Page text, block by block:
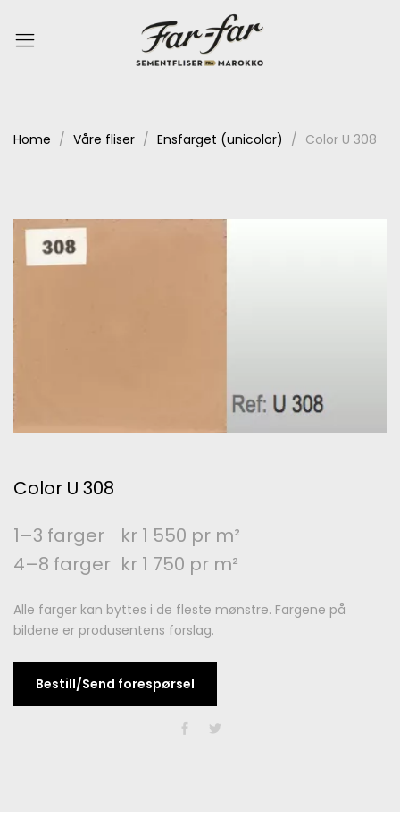
Home Våre fliser Ensfarget (unicolor) Color U 308
Color U 308
1–3 farger
kr 1 550 pr m²
4–8 farger kr 1 750 pr m²
Alle farger kan byttes i de fleste mønstre. Fargene på
bildene er produsentens forslag.
Bestill/Send forespørsel